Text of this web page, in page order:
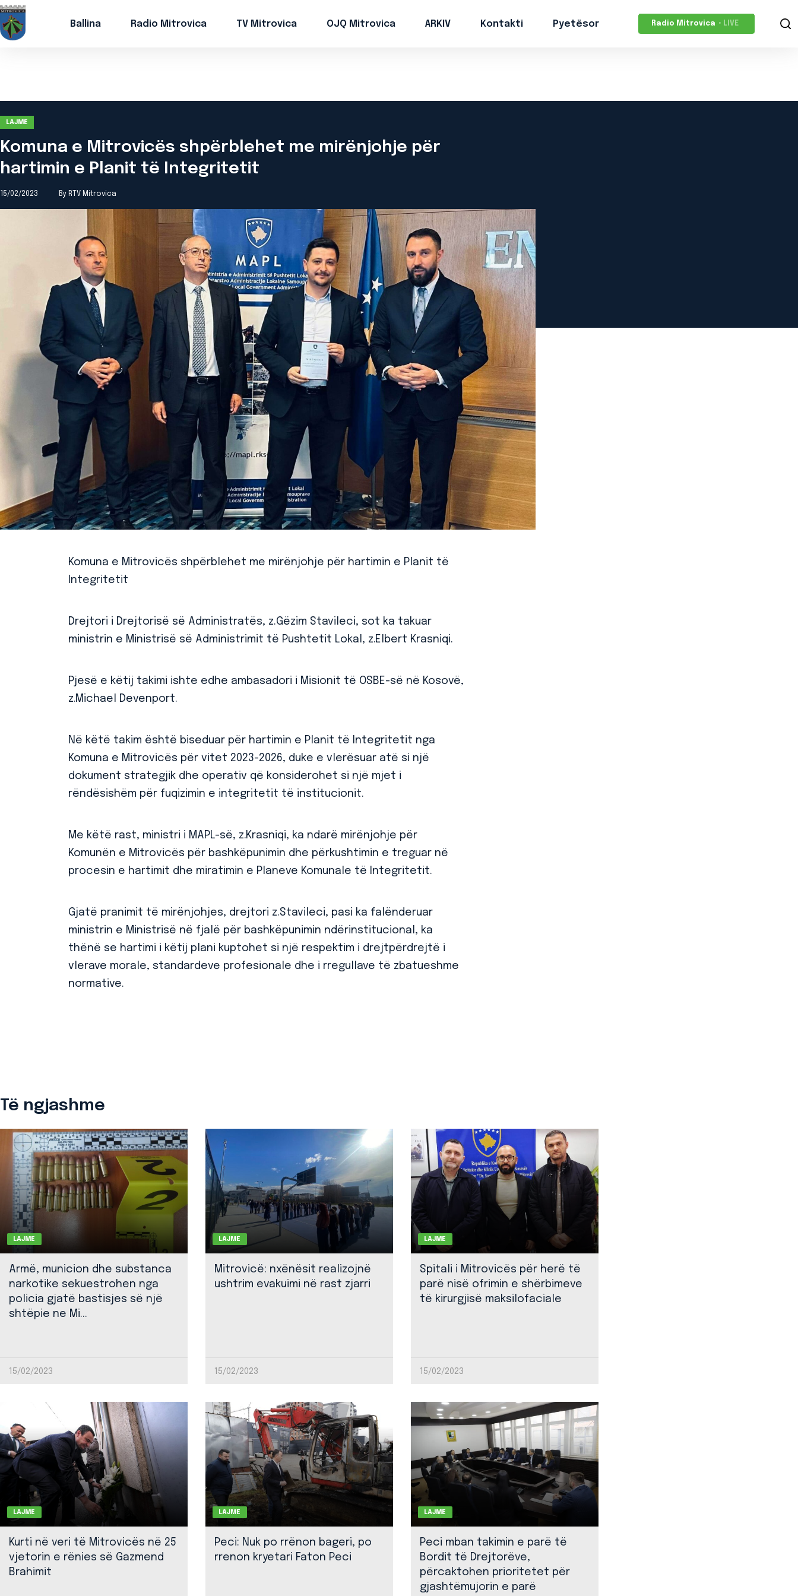
Ballina Radio Mitrovica TV Mitrovica OJQ Mitrovica ARKIV Kontakti Pyetësor Radio Mitrovica • LIVE
LAJME
Komuna e Mitrovicës shpërblehet me mirënjohje për
hartimin e Planit të Integritetit
15/02/2023 By RTV Mitrovica
Komuna e Mitrovicës shpërblehet me mirënjohje për hartimin e Planit të
Integritetit
Drejtori i Drejtorisë së Administratës, z.Gëzim Stavileci, sot ka takuar
ministrin e Ministrisë së Administrimit të Pushtetit Lokal, z.Elbert Krasniqi.
Pjesë e këtij takimi ishte edhe ambasadori i Misionit të OSBE-së në Kosovë,
z.Michael Devenport.
Në këtë takim është biseduar për hartimin e Planit të Integritetit nga
Komuna e Mitrovicës për vitet 2023-2026, duke e vlerësuar atë si një
dokument strategjik dhe operativ që konsiderohet si një mjet i
rëndësishëm për fuqizimin e integritetit të institucionit.
Me këtë rast, ministri i MAPL-së, z.Krasniqi, ka ndarë mirënjohje për
Komunën e Mitrovicës për bashkëpunimin dhe përkushtimin e treguar në
procesin e hartimit dhe miratimin e Planeve Komunale të Integritetit.
Gjatë pranimit të mirënjohjes, drejtori z.Stavileci, pasi ka falënderuar
ministrin e Ministrisë në fjalë për bashkëpunimin ndërinstitucional, ka
thënë se hartimi i këtij plani kuptohet si një respektim i drejtpërdrejtë i
vlerave morale, standardeve profesionale dhe i rregullave të zbatueshme
normative.
Të ngjashme
LAJME
Armë, municion dhe substanca
narkotike sekuestrohen nga
policia gjatë bastisjes së një
shtëpie ne Mi...
15/02/2023
LAJME
Mitrovicë: nxënësit realizojnë
ushtrim evakuimi në rast zjarri
15/02/2023
LAJME
Spitali i Mitrovicës për herë të
parë nisë ofrimin e shërbimeve
të kirurgjisë maksilofaciale
15/02/2023
LAJME
Kurti në veri të Mitrovicës në 25
vjetorin e rënies së Gazmend
Brahimit
LAJME
Peci: Nuk po rrënon bageri, po
rrenon kryetari Faton Peci
LAJME
Peci mban takimin e parë të
Bordit të Drejtorëve,
përcaktohen prioritetet për
gjashtëmujorin e parë